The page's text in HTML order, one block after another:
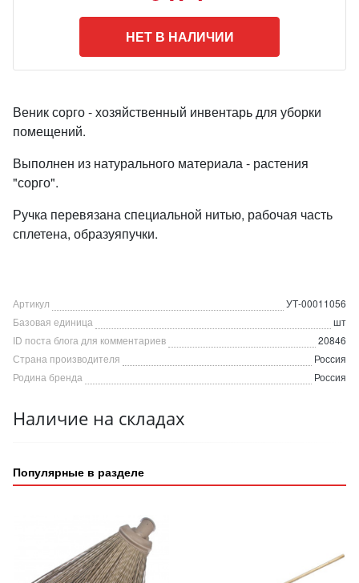
НЕТ В НАЛИЧИИ
Веник сорго - хозяйственный инвентарь для уборки
помещений.
Выполнен из натурального материала - растения
"сорго".
Ручка перевязана специальной нитью, рабочая часть
сплетена, образуяпучки.
Артикул
УТ-00011056
Базовая единица
шт
ID поста блога для комментариев
20846
Страна производителя
Россия
Родина бренда
Россия
Наличие на складах
Популярные в разделе